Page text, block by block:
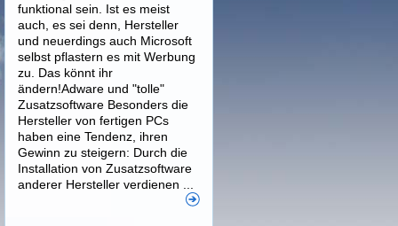
funktional sein. Ist es meist
auch, es sei denn, Hersteller
und neuerdings auch Microsoft
selbst pflastern es mit Werbung
zu. Das könnt ihr
ändern!Adware und "tolle"
Zusatzsoftware Besonders die
Hersteller von fertigen PCs
haben eine Tendenz, ihren
Gewinn zu steigern: Durch die
Installation von Zusatzsoftware
anderer Hersteller verdienen ...